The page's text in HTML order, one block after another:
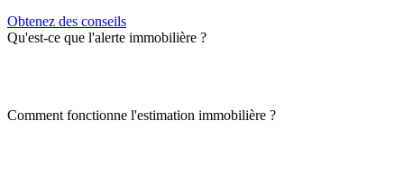
Obtenez des conseils
Qu'est-ce que l'alerte immobilière ?
Comment fonctionne l'estimation immobilière ?